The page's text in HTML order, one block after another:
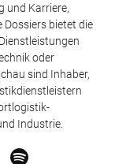
und Karriere,
Dossiers bietet die
oder
sind Inhaber,
Industrie.